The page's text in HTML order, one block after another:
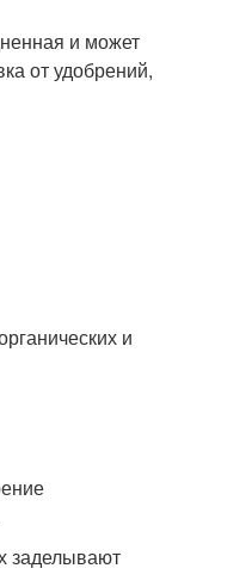
и может
от удобрений,
и
заделывают